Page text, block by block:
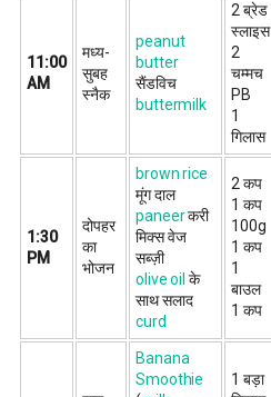
11:00
AM
मध्य-
सुबह
स्नैक
peanut
butter
सैंडविच
buttermilk
2 ब्रेड
स्लाइस
2
चम्मच
PB
1
गिलास
1:30
PM
दोपहर
का
भोजन
brown rice
मूंग दाल
paneerकरी
मिक्स वेज
सब्ज़ी
olive oil के
साथ सलाद
curd
2 कप
1 कप
100g
1 कप
1
बाउल
1 कप
Banana
Smoothie
1 बड़ा